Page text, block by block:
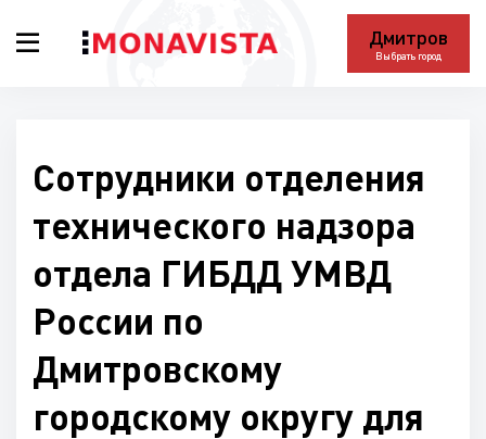
Дмитров
Выбрать город
Сотрудники отделения
технического надзора
отдела ГИБДД УМВД
России по
Дмитровскому
городскому округу для